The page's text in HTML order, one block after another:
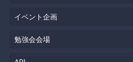
イベント企画
勉強会会場